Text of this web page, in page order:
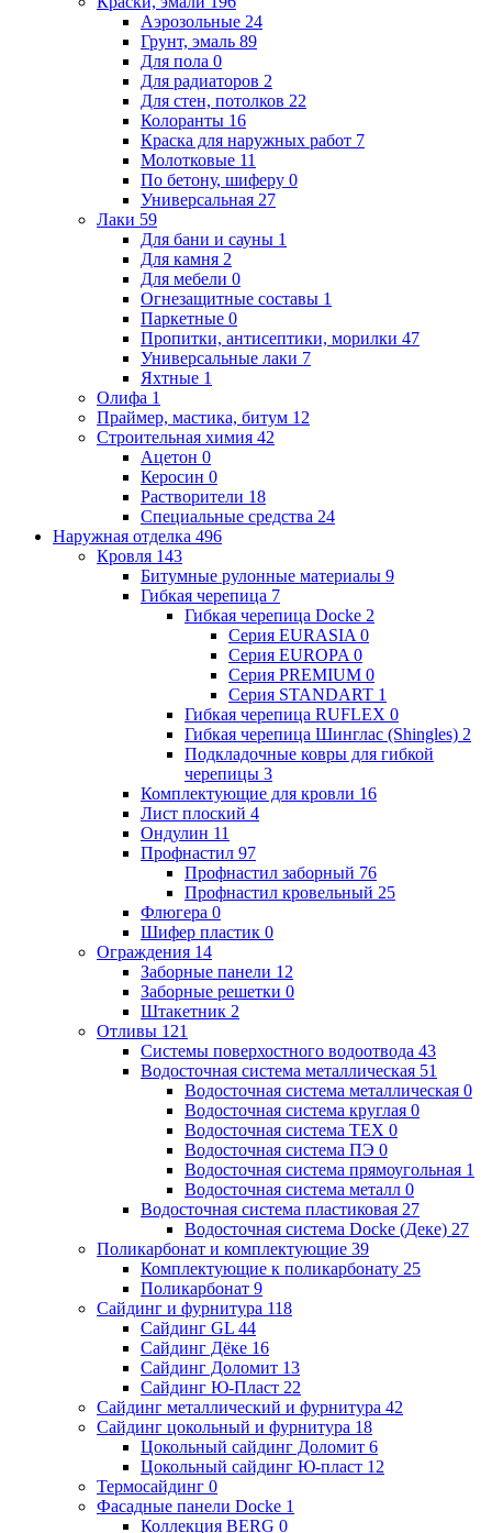
Аэрозольные 24
Грунт, эмаль 89
Для пола 0
Для радиаторов 2
Для стен, потолков 22
Колоранты 16
Краска для наружных работ 7
Молотковые 11
По бетону, шиферу 0
Универсальная 27
Лаки 59
Для бани и сауны 1
Для камня 2
Для мебели 0
Огнезащитные составы 1
Паркетные 0
Пропитки, антисептики, морилки 47
Универсальные лаки 7
Яхтные 1
Олифа 1
Праймер, мастика, битум 12
Строительная химия 42
Ацетон 0
Керосин 0
Растворители 18
Специальные средства 24
Наружная отделка 496
Кровля 143
Битумные рулонные материалы 9
Гибкая черепица 7
Гибкая черепица Docke 2
Серия EURASIA 0
Серия EUROPA 0
Серия PREMIUM 0
Серия STANDART 1
Гибкая черепица RUFLEX 0
Гибкая черепица Шинглас (Shingles) 2
Подкладочные ковры для гибкой
черепицы 3
Комплектующие для кровли 16
Лист плоский 4
Ондулин 11
Профнастил 97
Профнастил заборный 76
Профнастил кровельный 25
Флюгера 0
Шифер пластик 0
Ограждения 14
Заборные панели 12
Заборные решетки 0
Штакетник 2
Отливы 121
Системы поверхостного водоотвода 43
Водосточная система металлическая 51
Водосточная система металлическая 0
Водосточная система круглая 0
Водосточная система ТЕХ 0
Водосточная система ПЭ 0
Водосточная система прямоугольная 1
Водосточная система металл 0
Водосточная система пластиковая 27
Водосточная система Docke (Деке) 27
Поликарбонат и комплектующие 39
Комплектующие к поликарбонату 25
Поликарбонат 9
Сайдинг и фурнитура 118
Сайдинг GL 44
Сайдинг Дёке 16
Сайдинг Доломит 13
Сайдинг Ю-Пласт 22
Сайдинг металлический и фурнитура 42
Сайдинг цокольный и фурнитура 18
Цокольный сайдинг Доломит 6
Цокольный сайдинг Ю-пласт 12
Термосайдинг 0
Фасадные панели Docke 1
Коллекция BERG 0